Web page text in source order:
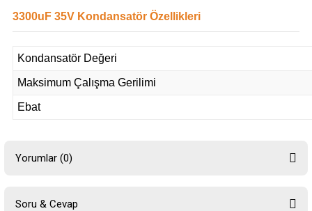
3300uF 35V Kondansatör Özellikleri
Kondansatör Değeri
Maksimum Çalışma Gerilimi
Ebat
Yorumlar (0)
Soru & Cevap